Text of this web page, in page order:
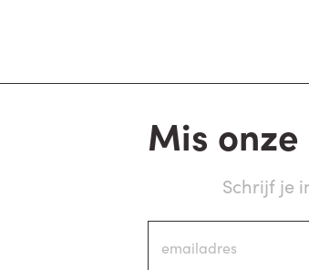
Mis
Schrijf je